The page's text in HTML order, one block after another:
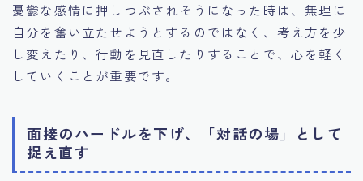
憂鬱な感情に押しつぶされそうになった時は、無理に
自分を奮い立たせようとするのではなく、考え方を少
し変えたり、行動を見直したりすることで、心を軽く
していくことが重要です。
面接のハードルを下げ、「対話の場」として
捉え直す